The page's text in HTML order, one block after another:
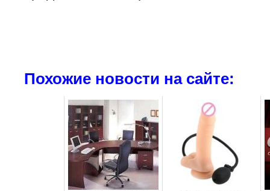
Похожие новости на сайте: